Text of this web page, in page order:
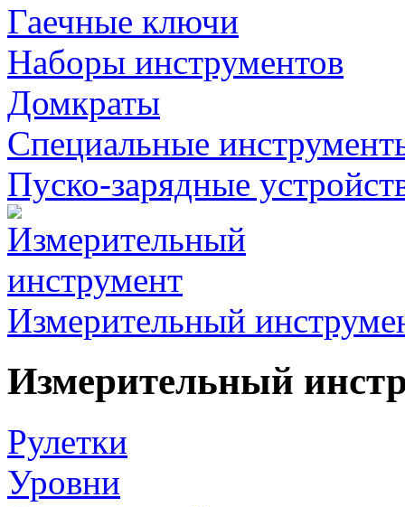
Гаечные ключи
Наборы инструментов
Домкраты
Специальные
Пуско-зарядные
Измерительный
Измерительный
Рулетки
Уровни